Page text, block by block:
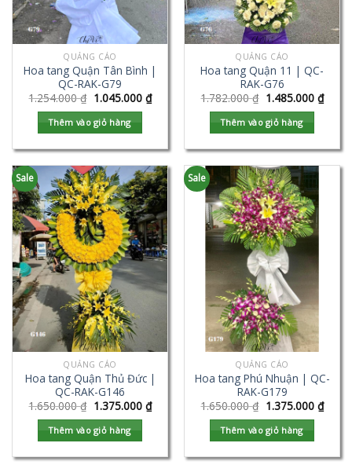
QUẢNG CÁO
Hoa tang Quận Tân Bình |
QC-RAK-G79
1.254.000₫ 1.045.000 ₫
Thêm vào giỏ hàng
QUẢNG CÁO
Hoa tang Quận 11 | QC-
RAK-G76
1.782.000₫ 1.485.000 ₫
Thêm vào giỏ hàng
Sale
QUẢNG CÁO
Hoa tang Quận Thủ Đức |
QC-RAK-G146
1.650.000₫ 1.375.000 ₫
Thêm vào giỏ hàng
Sale
QUẢNG CÁO
Hoa tang Phú Nhuận | QC-
RAK-G179
1.650.000₫ 1.375.000 ₫
Thêm vào giỏ hàng